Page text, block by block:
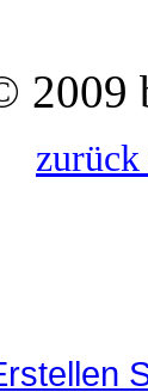
2009